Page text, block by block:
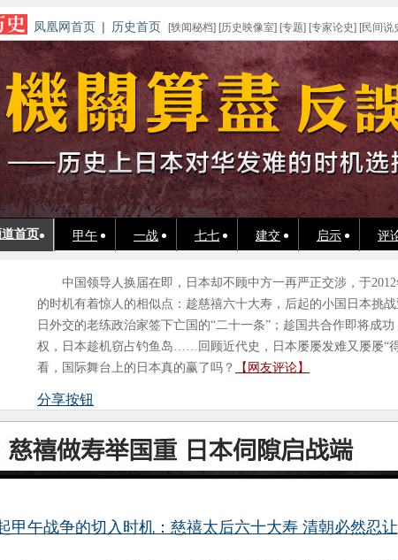
凤凰网首页 | 历史首页 [轶闻秘档] [历史映像室] [专题] [专家论史] [民间说
首页 甲午 一战 七七 建交 启示 评
中国领导人换届在即，日本却不顾中方一再严正交涉，于
的时机有着惊人的相似点：趁慈禧六十大寿，后起的小国日本挑
日外交的老练政治家签下亡国的“二十一条”；趁国共合作即将成
权，日本趁机窃占钓鱼岛……回顾近代史，日本屡屡发难又屡屡“
看，国际舞台上的日本真的赢了吗？
【网友评论】
分享按钮
甲午战争的切入时机：慈禧太后六十大寿 清朝必然忍让